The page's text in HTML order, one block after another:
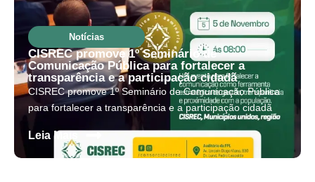
Notícias
CISREC promove 1º Seminário de
Comunicação Pública para fortalecer a
transparência e a participação cidadã
CISREC promove 1º Seminário de Comunicação Pública
para fortalecer a transparência e a participação cidadã
Leia Mais